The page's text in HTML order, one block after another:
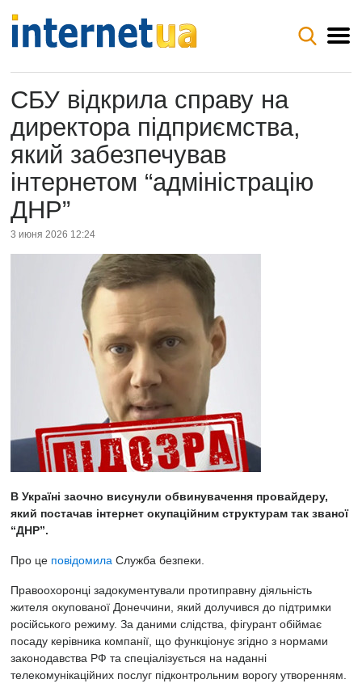
СБУ відкрила справу на
директора підприємства,
який забезпечував
інтернетом “адміністрацію
ДНР”
3 июня 2026 12:24
В Україні заочно висунули обвинувачення провайдеру,
який постачав інтернет окупаційним структурам так званої
“ДНР”.
Про це повідомила Служба безпеки.
Правоохоронці задокументували протиправну діяльність
жителя окупованої Донеччини, який долучився до підтримки
російського режиму. За даними слідства, фігурант обіймає
посаду керівника компанії, що функціонує згідно з нормами
законодавства РФ та спеціалізується на наданні
телекомунікаційних послуг підконтрольним ворогу утворенням.